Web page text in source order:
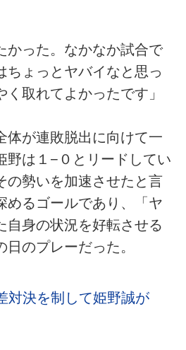
かった。なかなか試合で
ちょっとヤバイなと思っ
取れてよかったです」
が連敗脱出に向けて一
野は１−０とリードしてい
の勢いを加速させたと言
めるゴールであり、「ヤ
自身の状況を好転させる
のプレーだった。
対決を制して姫野誠が